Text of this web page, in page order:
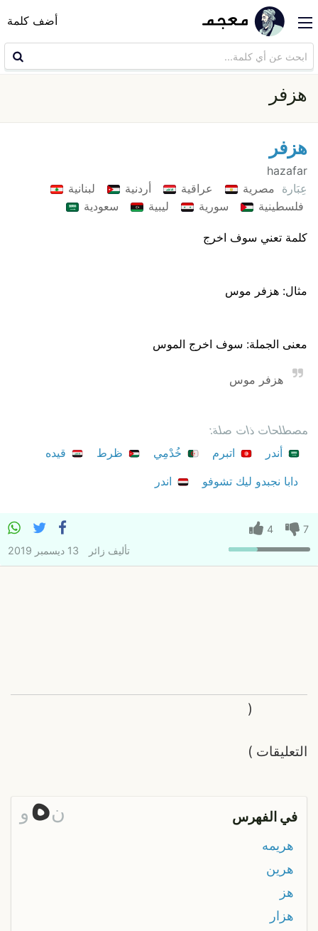
أضف كلمة
هزفر
هزفر
hazafar
عِبَارة مصرية عراقية أردنية
لبنانية
فلسطينية
سورية ليبية سعودية
كلمة تعني سوف اخرج
مثال: هزفر موس
معنى الجملة: سوف اخرج الموس
هزفر موس
مصطلحات ذات صلة:
أندر
اتبرم خُدْمِي ظرط
قيده
دابا نجبدو ليك تشوفو
اندر
7
4
تأليف زائر 13 ديسمبر 2019
التعليقات
(
)
في الفهرس نهو
هريمه
هرين
هز
هزار